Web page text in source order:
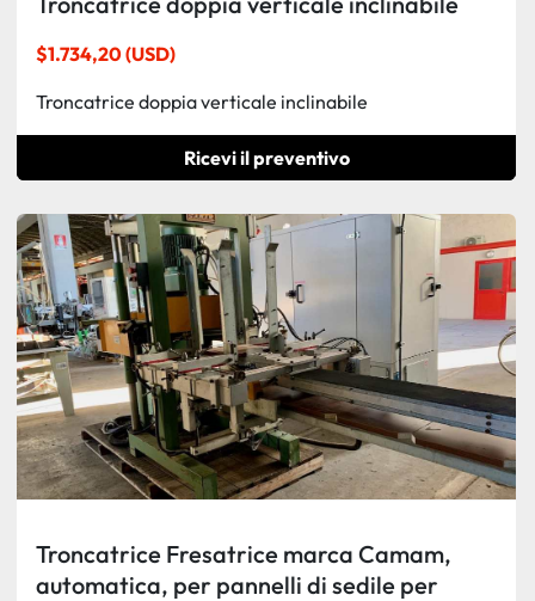
$1.734,20 (USD)
Troncatrice doppia verticale inclinabile
Ricevi il preventivo
Troncatrice Fresatrice marca Camam,
automatica, per pannelli di sedile per